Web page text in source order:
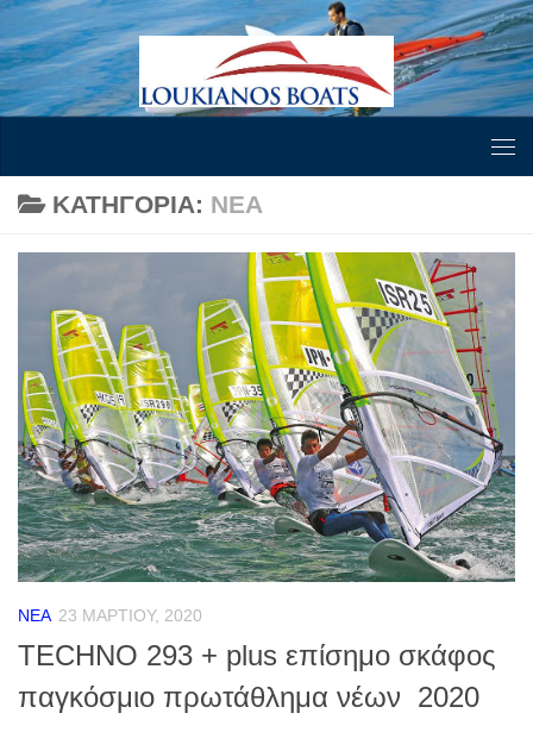
Skip to content
ΚΑΤΗΓΟΡΊΑ: ΝΈΑ
ΝΈΑ 23 ΜΑΡΤΊΟΥ, 2020
TECHNO 293 + plus επίσημο σκάφος
παγκόσμιο πρωτάθλημα νέων 2020